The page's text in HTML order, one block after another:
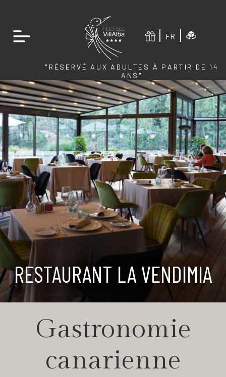
FR
"RÉSERVÉ AUX ADULTES À PARTIR DE 14
ANS"
RESTAURANT LA VENDIMIA
Gastronomie
canarienne